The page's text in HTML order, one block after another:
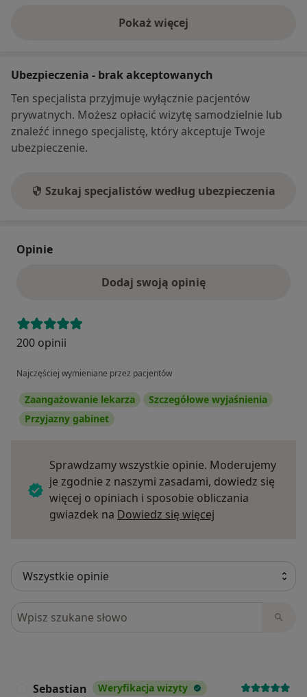
Pokaż więcej
o adresie
Ubezpieczenia - brak akceptowanych
Ten specjalista przyjmuje wyłącznie pacjentów
prywatnych. Możesz opłacić wizytę samodzielnie lub
znaleźć innego specjalistę, który akceptuje Twoje
ubezpieczenie.
Szukaj specjalistów według ubezpieczenia
Opinie
Dodaj swoją opinię
200 opinii
Najczęściej wymieniane przez pacjentów
Zaangażowanie lekarza
Szczegółowe wyjaśnienia
Przyjazny gabinet
Sprawdzamy wszystkie opinie. Moderujemy
je zgodnie z naszymi zasadami, dowiedz się
więcej o opiniach i sposobie obliczania
gwiazdek na Dowiedz się więcej
Szukaj w opiniach
Sebastian Weryfikacja wizyty